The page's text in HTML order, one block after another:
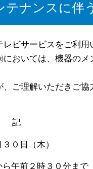
テナンスに伴
ビサービスをご利用
おいては、機器の
ご理解いただきご
０日（木）
午前２時３０分まで